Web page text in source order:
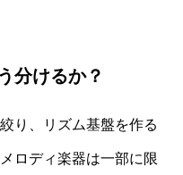
分けるか？
り、リズム基盤を作る
ロディ楽器は一部に限